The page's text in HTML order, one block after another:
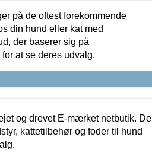
på de oftest forekommende
din hund eller kat med
der baserer sig på
at se deres udvalg.
og drevet E-mærket netbutik. De
kattetilbehør og foder til hund